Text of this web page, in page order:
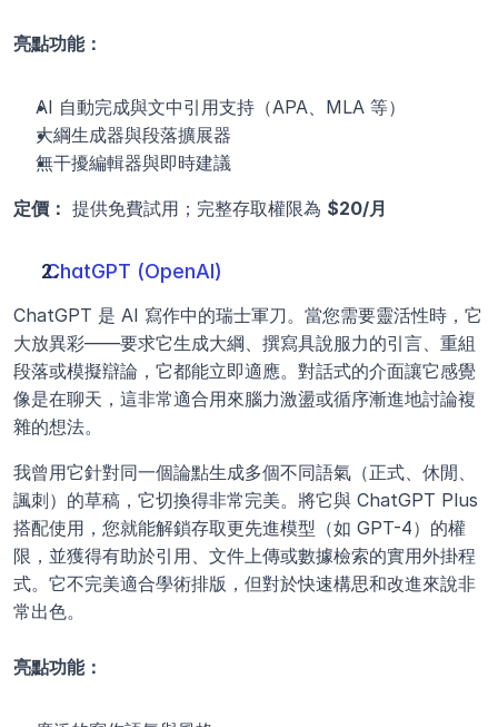
亮點功能：
AI 自動完成與文中引用支持（APA、MLA 等）
大綱生成器與段落擴展器
無干擾編輯器與即時建議
定價： 提供免費試用；完整存取權限為 $20/月
ChatGPT (OpenAI)
ChatGPT 是 AI 寫作中的瑞士軍刀。當您需要靈活性時，它
大放異彩——要求它生成大綱、撰寫具說服力的引言、重組
段落或模擬辯論，它都能立即適應。對話式的介面讓它感覺
像是在聊天，這非常適合用來腦力激盪或循序漸進地討論複
雜的想法。
我曾用它針對同一個論點生成多個不同語氣（正式、休閒、
諷刺）的草稿，它切換得非常完美。將它與 ChatGPT Plus
搭配使用，您就能解鎖存取更先進模型（如 GPT-4）的權
限，並獲得有助於引用、文件上傳或數據檢索的實用外掛程
式。它不完美適合學術排版，但對於快速構思和改進來說非
常出色。
亮點功能：